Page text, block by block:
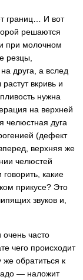
границ… И вот
решаются
и при молочном
резцы,
друга, а вслед
вкривь и
нужна
на верхней
челюстная дуга
(дефект
верхняя же
челюстей
какие
прикусе? Это
звуков и,
часто
чего происходит
обратиться к
— наложит